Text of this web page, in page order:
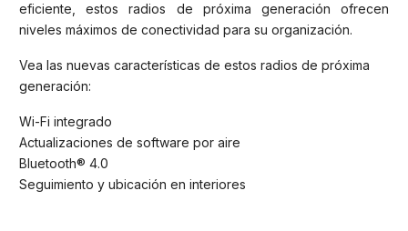
eficiente, estos radios de próxima generación ofrecen
niveles máximos de conectividad para su organización.
Vea las nuevas características de estos radios de próxima
generación:
Wi-Fi integrado
Actualizaciones de software por aire
Bluetooth® 4.0
Seguimiento y ubicación en interiores